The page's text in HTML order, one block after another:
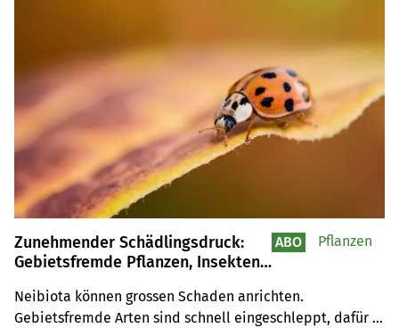
Zunehmender Schädlingsdruck:
Gebietsfremde Pflanzen, Insekten
Neibiota können grossen Schaden anrichten.
Gebietsfremde Arten sind schnell eingeschleppt, dafür
ABO Pflanzen